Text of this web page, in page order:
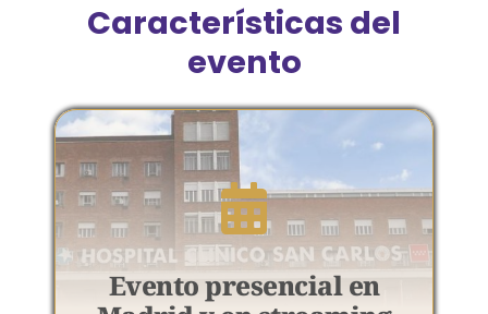
Características del
evento
Evento presencial en